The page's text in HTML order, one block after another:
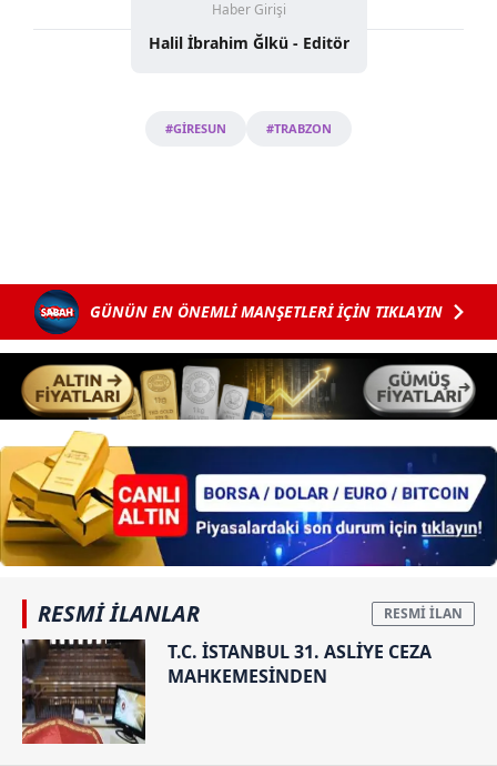
Haber Girişi
Halil İbrahim Ğlkü - Editör
#GİRESUN #TRABZON
GÜNÜN EN ÖNEMLİ MANŞETLERİ İÇİN TIKLAYIN
RESMİ İLANLAR
T.C. İSTANBUL 31. ASLİYE CEZA
MAHKEMESİNDEN